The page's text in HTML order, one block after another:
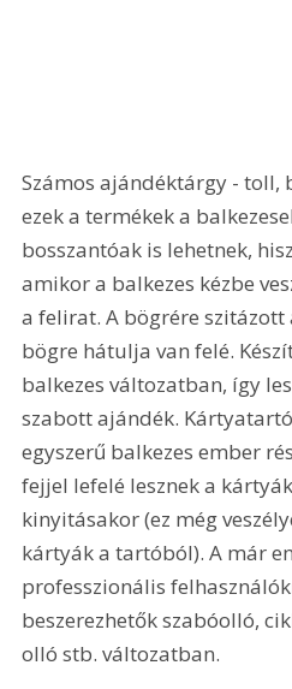
Számos ajándéktárgy - toll,
ezek a termékek a
bosszantóak is lehetnek,
amikor a balkezes kézbe
a felirat. A bögrére
bögre hátulja van felé.
balkezes változatban, így
szabott ajándék.
egyszerű balkezes ember
fejjel lefelé lesznek a
kinyitásakor (ez még
kártyák a tartóból). A már
professzionális
beszerezhetők szabóolló,
olló stb. változatban.